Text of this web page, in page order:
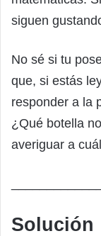
siguen
No sé si tu
que, si estás
responder a la
¿Qué botella
averiguar a
Solución